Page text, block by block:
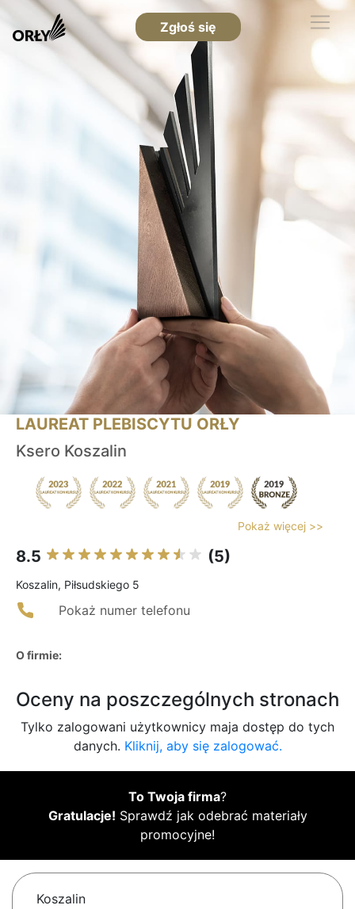
Zgłoś się
LAUREAT PLEBISCYTU ORŁY
Ksero Koszalin
Pokaż więcej >>
8.5 (5)
Koszalin, Piłsudskiego 5
Pokaż numer telefonu
O firmie:
Oceny na poszczególnych stronach
Tylko zalogowani użytkownicy maja dostęp do tych
danych. Kliknij, aby się zalogować.
To Twoja firma?
Gratulacje! Sprawdź jak odebrać materiały
promocyjne!
Koszalin